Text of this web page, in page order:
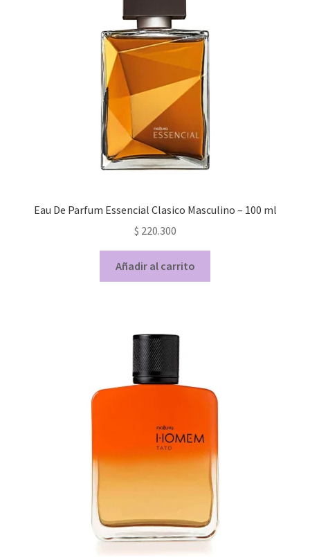
Eau De Parfum Essencial Clasico Masculino – 100 ml
$ 220.300
Añadir al carrito